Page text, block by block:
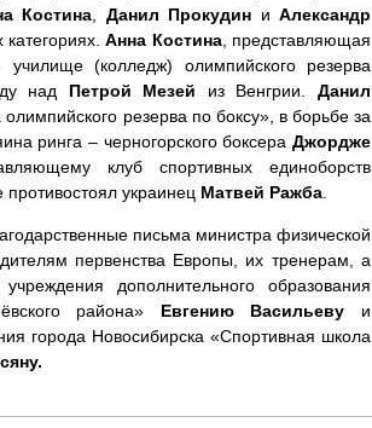
Костина Данил Прокудин иАлександр
категориях.Анна Костина, представляющая
(колледж) олимпийского резерва
над Петрой Мезей из Венгрии.Данил
резерва по боксу», в борьбе за
ринга – черногорского боксера Джордже
клуб спортивных единоборств
украинец Матвей Ражба
письма министра физической
первенства Европы, их тренерам, а
дополнительного образования
района» Евгению Васильеву и
города Новосибирска «Спортивная школа